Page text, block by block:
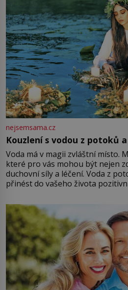
nejsemsama.cz
Kouzlení s vodou z potoků
Voda má v magii zvláštní místo.
které pro vás mohou být nejen
duchovní síly a léčení. Voda z
přinést do vašeho života
můžete obohatit své rituály a
větší harmonii a klid. Je důležité